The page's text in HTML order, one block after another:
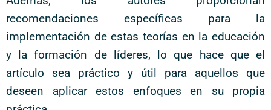
recomendaciones específicas para la
implementación de estas teorías en la educación
y la formación de líderes, lo que hace que el
artículo sea práctico y útil para aquellos que
deseen aplicar estos enfoques en su propia